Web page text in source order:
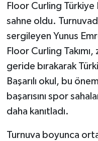
Floor Curling
sahne oldu.
sergileyen Yunus
Floor Curling
geride bırakarak
Başarılı okul, bu
başarısını spor
daha kanıtladı.
Turnuva boyunca